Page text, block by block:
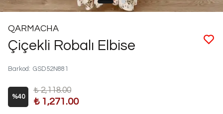
QARMACHA
Çiçekli Robalı Elbise
Barkod : GSD52N881
%40
₺ 2,118.00
₺ 1,271.00